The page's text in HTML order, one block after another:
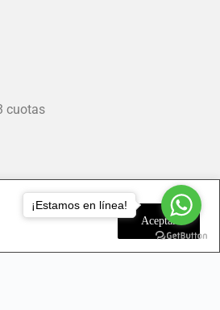
Aceptar
cuotas
¡Estamos en línea!